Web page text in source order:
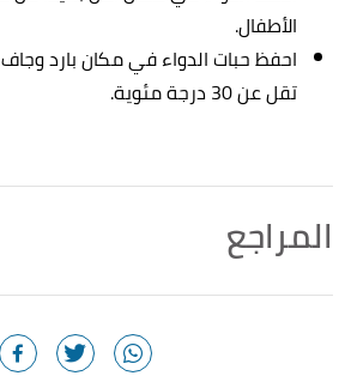
الأطفال.
احفظ حبات الدواء في مكان بارد
تقل عن 30 درجة مئوية.
المراجع
14/3/2023. Edited.